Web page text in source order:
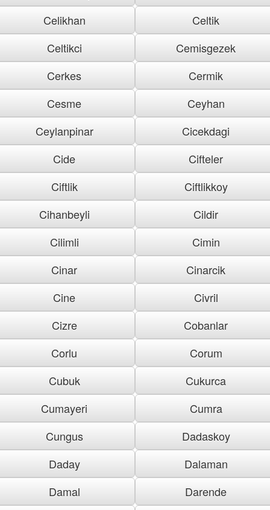
Celikhan
Celtik
Celtikci
Cemisgezek
Cerkes
Cermik
Cesme
Ceyhan
Ceylanpinar
Cicekdagi
Cide
Cifteler
Ciftlik
Ciftlikkoy
Cihanbeyli
Cildir
Cilimli
Cimin
Cinar
Cinarcik
Cine
Civril
Cizre
Cobanlar
Corlu
Corum
Cubuk
Cukurca
Cumayeri
Cumra
Cungus
Dadaskoy
Daday
Dalaman
Damal
Darende